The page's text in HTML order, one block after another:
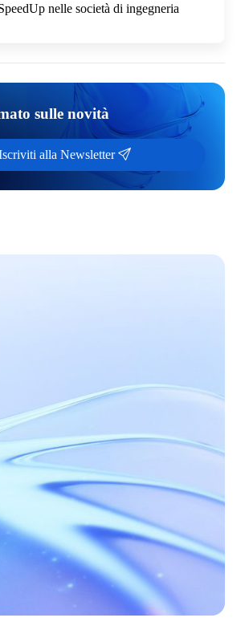
nelle società di ingegneria
sulle novità
alla Newsletter